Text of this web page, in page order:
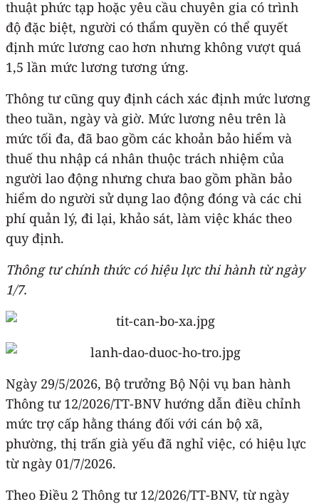
thuật phức tạp hoặc yêu cầu chuyên gia có trình
độ đặc biệt, người có thẩm quyền có thể quyết
định mức lương cao hơn nhưng không vượt quá
1,5 lần mức lương tương ứng.
Thông tư cũng quy định cách xác định mức lương
theo tuần, ngày và giờ. Mức lương nêu trên là
mức tối đa, đã bao gồm các khoản bảo hiểm và
thuế thu nhập cá nhân thuộc trách nhiệm của
người lao động nhưng chưa bao gồm phần bảo
hiểm do người sử dụng lao động đóng và các chi
phí quản lý, đi lại, khảo sát, làm việc khác theo
quy định.
Thông tư chính thức có hiệu lực thi hành từ ngày
1/7.
Ngày 29/5/2026, Bộ trưởng Bộ Nội vụ ban hành
Thông tư 12/2026/TT-BNV hướng dẫn điều chỉnh
mức trợ cấp hằng tháng đối với cán bộ xã,
phường, thị trấn già yếu đã nghỉ việc, có hiệu lực
từ ngày 01/7/2026.
Theo Điều 2 Thông tư 12/2026/TT-BNV, từ ngày